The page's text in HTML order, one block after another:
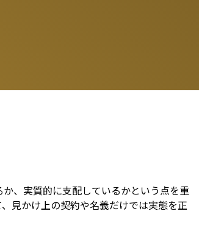
、実質的に支配しているかという点を重
見かけ上の契約や名義だけでは実態を正